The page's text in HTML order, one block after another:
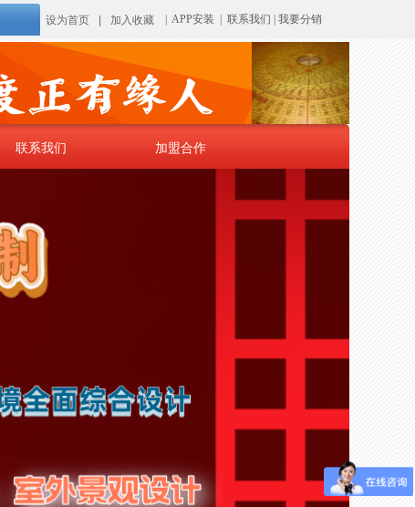
设为首页 加入收藏 APP安装 联系我们 我要分销
联系我们 加盟合作